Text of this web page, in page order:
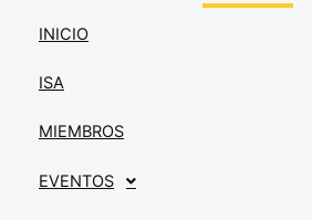
INICIO
ISA
MIEMBROS
EVENTOS